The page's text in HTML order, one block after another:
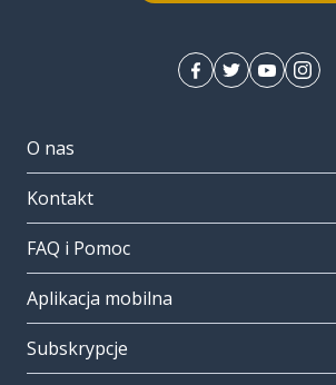
O nas
Kontakt
FAQ i Pomoc
Aplikacja mobilna
Subskrypcje